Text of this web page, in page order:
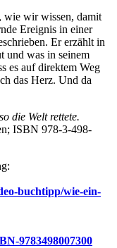
wie wir wissen, damit
Ereignis in einer
Er erzählt in
und was in seinem
es auf direktem Weg
das Herz. Und da
die Welt rettete.
ISBN 978-3-498-
buchtipp/wie-ein-
9783498007300